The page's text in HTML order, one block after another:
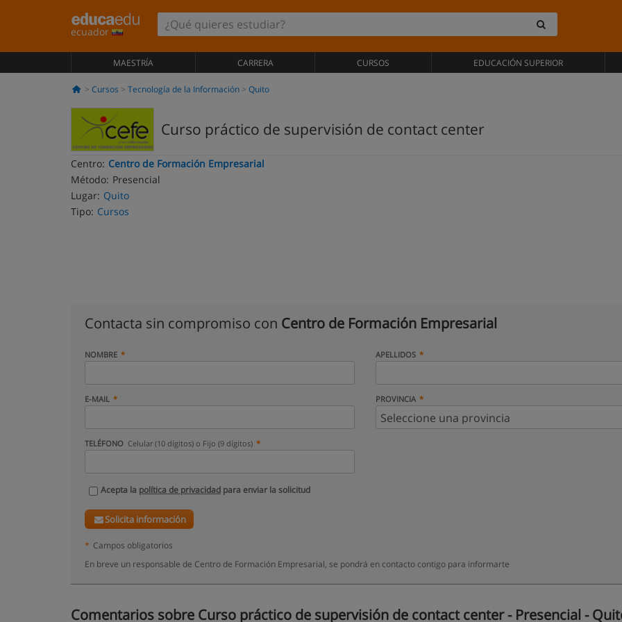
ecuador
MAESTRÍA CARRERA CURSOS EDUCACIÓN SUPERIOR
Cursos Tecnología de la Información Quito
Curso práctico de supervisión de contact center
Centro: Centro de Formación Empresarial
Método: Presencial
Lugar: Quito
Tipo: Cursos
Contacta sin compromiso con Centro de Formación Empresarial
NOMBRE APELLIDOS
E-MAIL PROVINCIA
TELÉFONO Celular (10 dígitos) o Fijo (9 dígitos)
Acepta la política de privacidad para enviar la solicitud
Solicita información
* Campos obligatorios
En breve un responsable de Centro de Formación Empresarial, se pondrá en contacto contigo para informarte
Comentarios sobre Curso práctico de supervisión de contact center - Presencial -